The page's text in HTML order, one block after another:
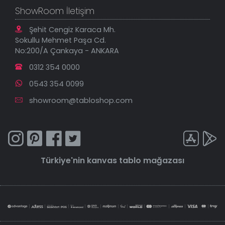
ShowRoom İletişim
Şehit Cengiz Karaca Mh.
Sokullu Mehmet Paşa Cd.
No:200/A Çankaya - ANKARA
0312 354 0000
0543 354 0099
showroom@tabloshop.com
Türkiye'nin kanvas tablo mağazası